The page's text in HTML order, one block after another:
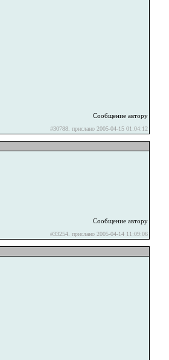
Сообщение автору
#30788. прислано 2005-04-15 01:04:12
Сообщение автору
#33254. прислано 2005-04-14 11:09:06